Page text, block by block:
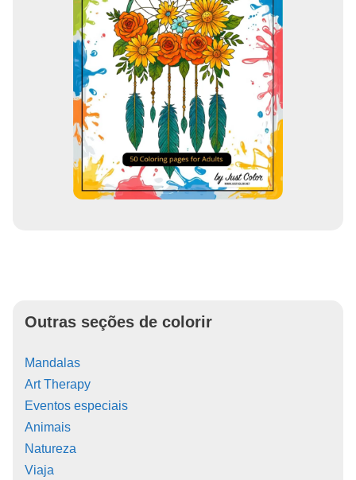
Outras seções de colorir
Mandalas
Art Therapy
Eventos especiais
Animais
Natureza
Viaja